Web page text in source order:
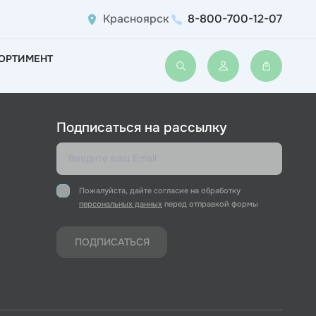
Красноярск 8-800-700-12-07
не
Войти или
Подписаться на рассылку
Пожалуйста, дайте согласие на обработку
персональных данныхперед отправкой формы
ПОДПИСАТЬСЯ